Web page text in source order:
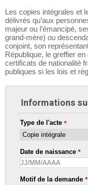
Les copies intégrales et
délivrés qu’aux
majeur ou l’émancipé,
grand-mère) ou
conjoint, son
République, le greffier
certificats de nationalité
publiques si les lois et
Informations
Type de l'acte *
Date de naissance *
Motif de la demande *